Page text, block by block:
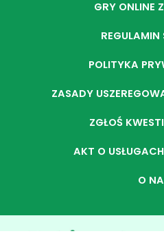
GRY ONLINE
REGULAMIN
POLITYKA
ZASADY
ZGŁOŚ
AKT O
O